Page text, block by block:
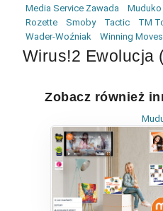
REJESTRACJA
Media Service Zawada
Muduko
Rozette
Smoby Tactic TM
Wader-Woźniak
Winning Moves
Wirus!2 Ewolucja
Zobacz również